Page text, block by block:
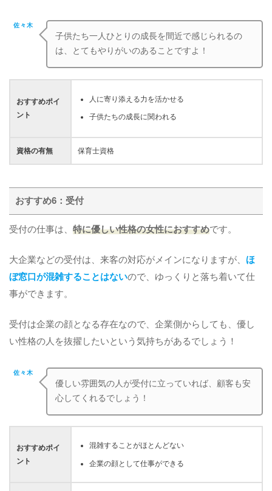
佐々木
子供たち一人ひとりの成長を間近で感じられるの
は、とてもやりがいのあることですよ！
おすすめポイ
ント
人に寄り添える力を活かせる
子供たちの成長に関われる
資格の有無 保育士資格
おすすめ6：受付
受付の仕事は、 特に優しい性格の女性におすすめです。
大企業などの受付は、来客の対応がメインになりますが、 ほ
ぼ窓口が混雑することはないので、ゆっくりと落ち着いて仕
事ができます。
受付は企業の顔となる存在なので、企業側からしても、優し
い性格の人を抜擢したいという気持ちがあるでしょう！
佐々木
優しい雰囲気の人が受付に立っていれば、顧客も安
心してくれるでしょう！
おすすめポイ
ント
混雑することがほとんどない
企業の顔として仕事ができる